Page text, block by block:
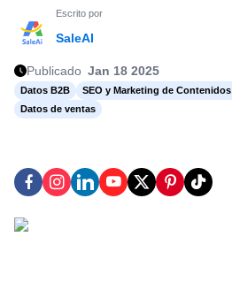
Escrito por
SaleAI
Publicado Jan 18 2025
Datos B2B
SEO y Marketing de
Datos de ventas